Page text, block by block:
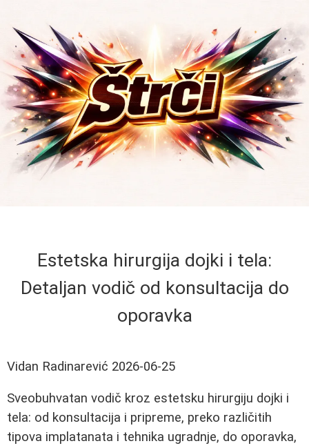
Estetska hirurgija dojki i tela:
Detaljan vodič od konsultacija do
oporavka
Vidan Radinarević 2026-06-25
Sveobuhvatan vodič kroz estetsku hirurgiju dojki i
tela: od konsultacija i pripreme, preko različitih
tipova implatanata i tehnika ugradnje, do oporavka,